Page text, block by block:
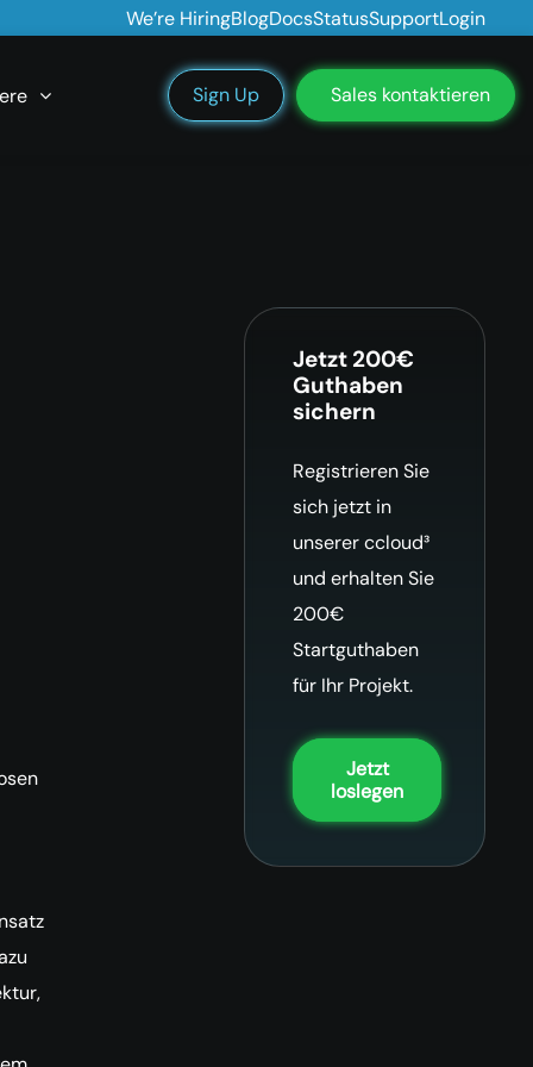
We’re HiringBlogDocsStatusSupportLogin
Sign Up Sales kontaktieren
Jetzt 200€
Guthaben
sichern
Registrieren Sie
sich jetzt in
unserer ccloud³
und erhalten Sie
200€
Startguthaben
für Ihr Projekt.
Jetzt
loslegen